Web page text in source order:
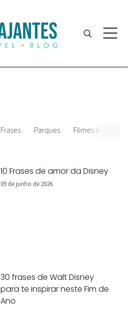
Frases Parques Filmes e
10 Frases de amor da Disney
09 de junho de 2026
30 frases de Walt Disney
para te inspirar neste Fim de
Ano